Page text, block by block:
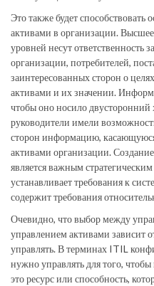
Это также будет способствовать
активами в организации.
уровней несут ответственность
организации, потребителей,
заинтересованных сторон о
активами и их значении.
чтобы оно носило двусторонний
руководители имели
сторон информацию,
активами организации.
является важным
устанавливает требования к
содержит требования
Очевидно, что выбор между
управлением активами зависит
управлять. В терминах ITIL
нужно управлять для того,
это ресурс или способность,